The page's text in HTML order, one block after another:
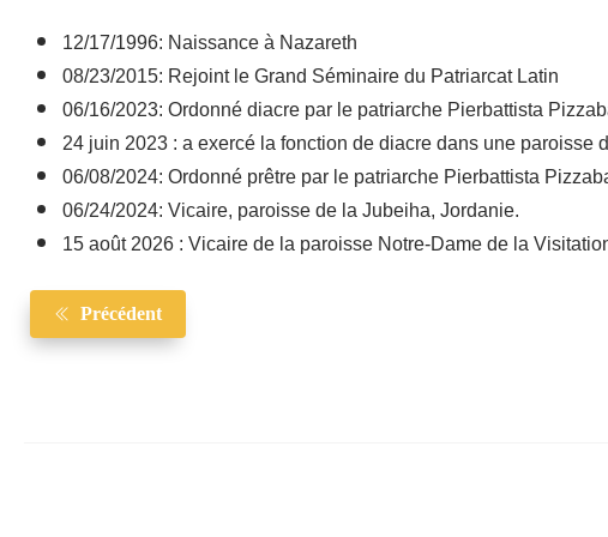
12/17/1996: Naissance à Nazareth
08/23/2015: Rejoint le Grand Séminaire du Patriarcat Latin
06/16/2023: Ordonné diacre par le patriarche Pierbattista
24 juin 2023 : a exercé la fonction de diacre dans une paroisse
06/08/2024: Ordonné prêtre par le patriarche Pierbattista
06/24/2024: Vicaire, paroisse de la Jubeiha, Jordanie.
15 août 2026 : Vicaire de la paroisse Notre-Dame de la
Précédent